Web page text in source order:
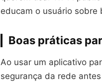
educam o usuário sobre
Boas práticas
Ao usar um aplicativo
segurança da rede